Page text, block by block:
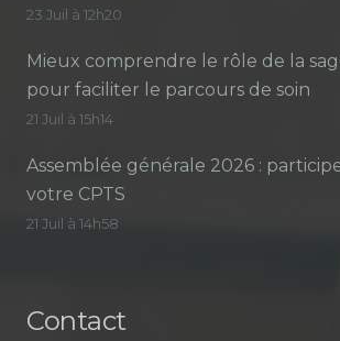
23 Juil à 12h20
Mieux comprendre le rôle de la
pour faciliter le parcours de soin
21 Juil à 15h14
Assemblée générale 2026 :
votre CPTS
21 Juil à 14h58
Contact